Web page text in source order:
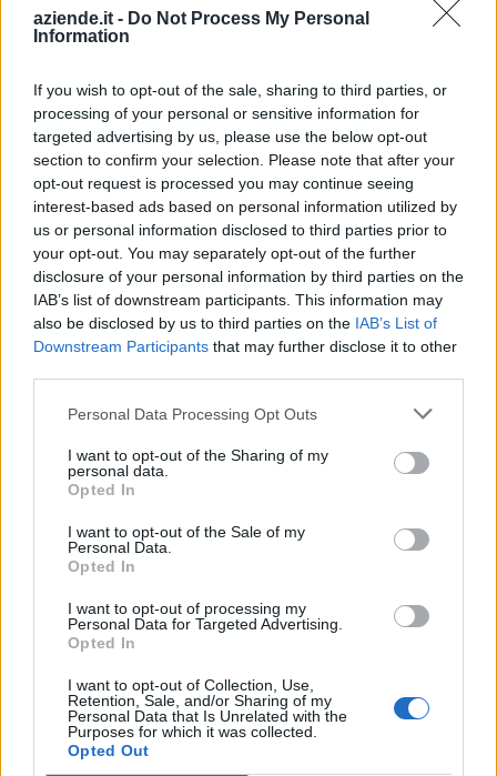
aziende.it - Do Not Process My Personal
Information
If you wish to opt-out of the sale, sharing to third parties, or
processing of your personal or sensitive information for
targeted advertising by us, please use the below opt-out
section to confirm your selection. Please note that after your
opt-out request is processed you may continue seeing
interest-based ads based on personal information utilized by
us or personal information disclosed to third parties prior to
your opt-out. You may separately opt-out of the further
disclosure of your personal information by third parties on the
IAB’s list of downstream participants. This information may
also be disclosed by us to third parties on the IAB’s List of
Downstream Participants that may further disclose it to other
Personal Data Processing Opt Outs
I want to opt-out of the Sharing of my
personal data.
Opted In
I want to opt-out of the Sale of my
Personal Data.
Opted In
I want to opt-out of processing my
Personal Data for Targeted Advertising.
Opted In
I want to opt-out of Collection, Use,
Retention, Sale, and/or Sharing of my
Personal Data that Is Unrelated with the
Purposes for which it was collected.
Opted Out
MONT.AVIC S.R.L.
0-1 milioni Champdepraz
VOLETTI SNC DI
RENOLDI R. & C.
non pervenuto Châtillon
PANORAMA DI
ARTAZ CRISTINA
& C. S.A.S.
non pervenuto Châtillon
COGNE VACANZE
SRL
2-5 milioni Cogne
SAS
non pervenuto Cogne
DI I.A.S.A.
CELESIA SNC
non pervenuto
LA MADONNINA
DEL G.PARADISO
DI CHILLOD
HOTEL
COGNE SRL
CHG SRL 2-5 milioni